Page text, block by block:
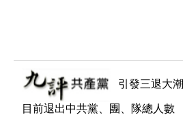
引發三退大潮
目前退出中共黨、團、隊總人數